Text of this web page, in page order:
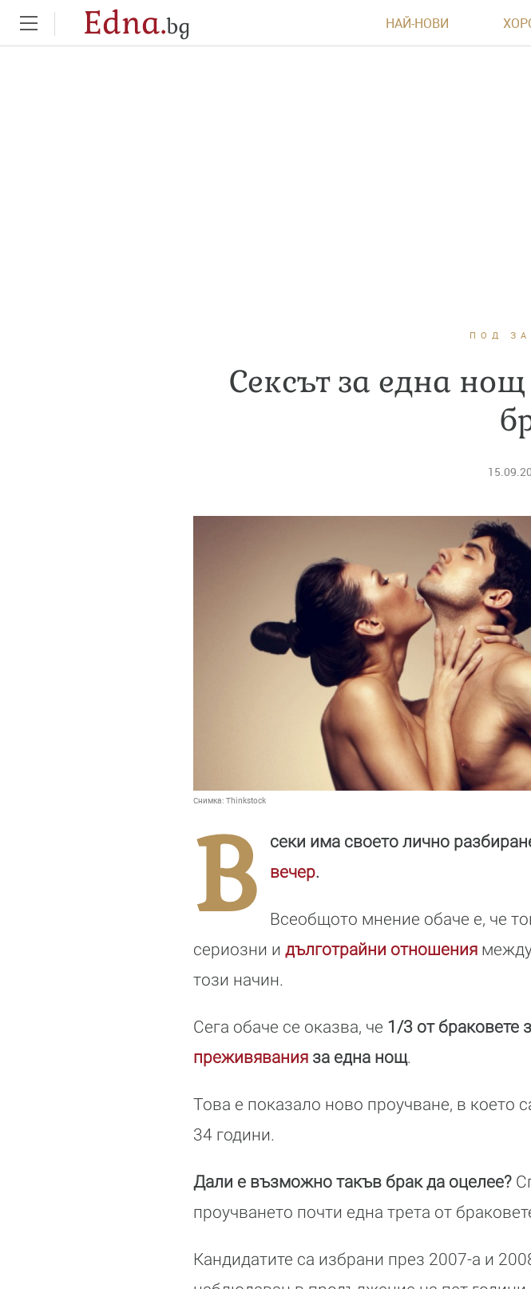
Edna.bg НАЙ-НОВИ
ПОД
Сексът за една
Снимка: Thinkstock
В секи има своето лично
вечер.
Всеобщото мнение обаче е, че
сериозни и дълготрайни отношения
този начин.
Сега обаче се оказва, че 1/3 от браковете
преживявания за една нощ.
Това е показало ново проучване, в което
34 години.
Дали е възможно такъв брак да оцелее?
проучването почти една трета от
Кандидатите са избрани през 2007-а и